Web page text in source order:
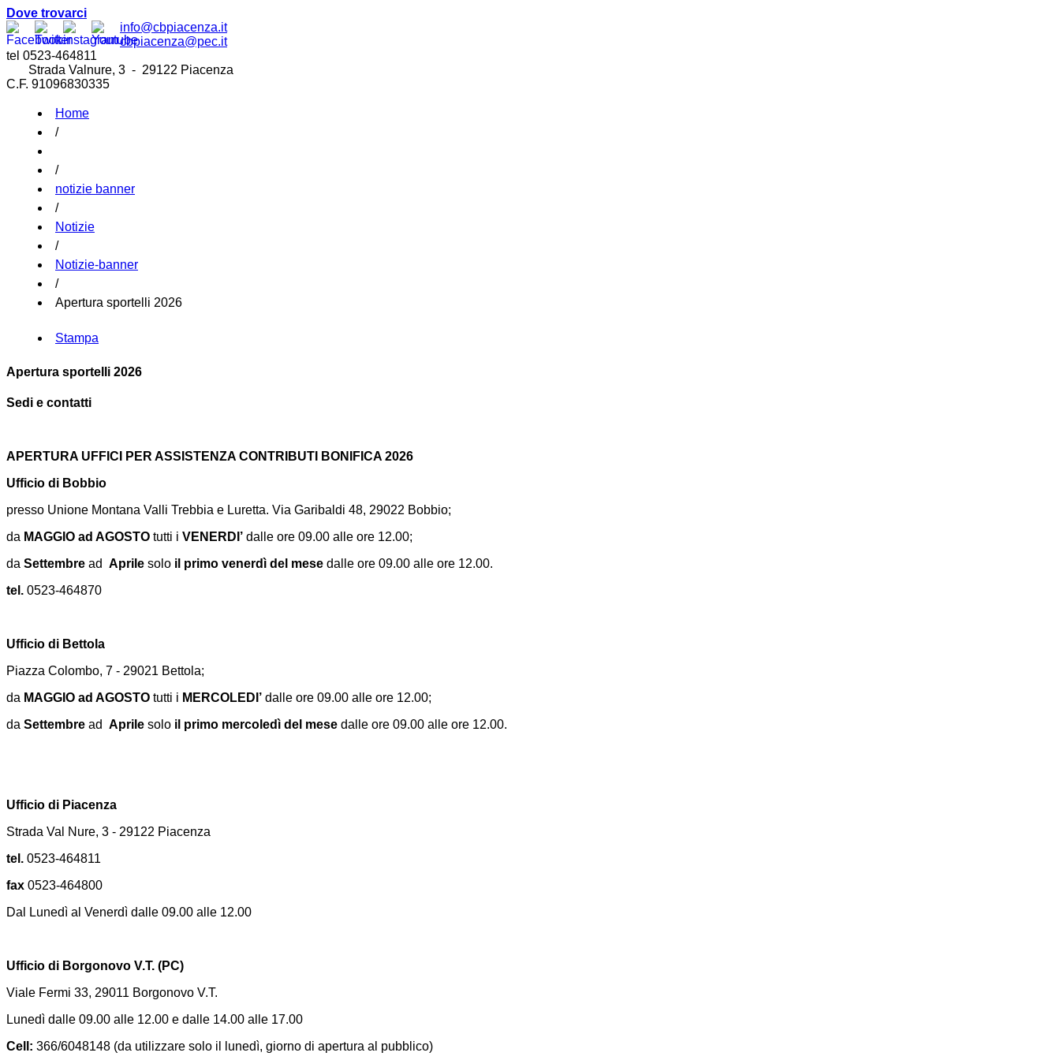
Dove trovarci
info@cbpiacenza.it
cbpiacenza@pec.it
tel 0523-464811
Strada Valnure, 3 - 29122 Piacenza
C.F. 91096830335
Home
/
/
notizie banner
/
Notizie
/
Notizie-banner
/
Apertura sportelli 2026
Stampa
Apertura sportelli 2026
Sedi e contatti
APERTURA UFFICI PER ASSISTENZA CONTRIBUTI BONIFICA 2026
Ufficio di Bobbio
presso Unione Montana Valli Trebbia e Luretta. Via Garibaldi 48, 29022 Bobbio;
da MAGGIO ad AGOSTO tutti i VENERDI’ dalle ore 09.00 alle ore 12.00;
da Settembre ad Aprile solo il primo venerdì del mese dalle ore 09.00 alle ore 12.00.
tel. 0523-464870
Ufficio di Bettola
Piazza Colombo, 7 - 29021 Bettola;
da MAGGIO ad AGOSTO tutti i MERCOLEDI’ dalle ore 09.00 alle ore 12.00;
da Settembre ad Aprile solo il primo mercoledì del mese dalle ore 09.00 alle ore 12.00.
Ufficio di Piacenza
Strada Val Nure, 3 - 29122 Piacenza
tel. 0523-464811
fax 0523-464800
Dal Lunedì al Venerdì dalle 09.00 alle 12.00
Ufficio di Borgonovo V.T. (PC)
Viale Fermi 33, 29011 Borgonovo V.T.
Lunedì dalle 09.00 alle 12.00 e dalle 14.00 alle 17.00
Cell: 366/6048148 (da utilizzare solo il lunedì, giorno di apertura al pubblico)